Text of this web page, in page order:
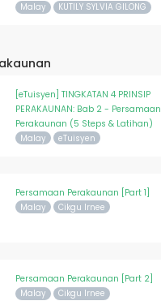
Malay KUTILY SYLVIA GILONG
[eTuisyen] TINGKATAN 4 PRINSIP
PERAKAUNAN: Bab 2 - Persamaan
Perakaunan (5 Steps & Latihan)
Malay eTuisyen
Persamaan Perakaunan [Part 1]
Malay Cikgu Irnee
Persamaan Perakaunan [Part 2]
Malay Cikgu Irnee